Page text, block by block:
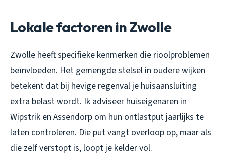
Lokale factoren in Zwolle
Zwolle heeft specifieke kenmerken die rioolproblemen
beïnvloeden. Het gemengde stelsel in oudere wijken
betekent dat bij hevige regenval je huisaansluiting
extra belast wordt. Ik adviseer huiseigenaren in
Wipstrik en Assendorp om hun ontlastput jaarlijks te
laten controleren. Die put vangt overloop op, maar als
die zelf verstopt is, loopt je kelder vol.